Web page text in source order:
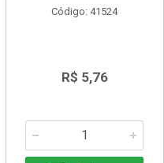
Código: 41524
R$ 5,76